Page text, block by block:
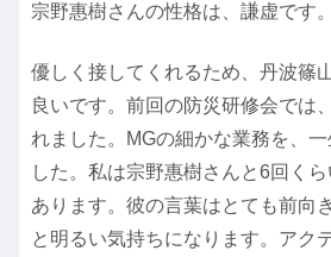
宗野惠樹さんの性格は、謙虚です。
優しく接してくれるため、丹波篠
良いです。前回の防災研修会では
れました。MGの細かな業務を、
した。私は宗野惠樹さんと6回く
あります。彼の言葉はとても前向
と明るい気持ちになります。アク